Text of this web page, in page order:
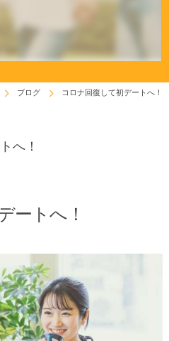
ブログ コロナ回復して初デートへ！
へ！
ートへ！